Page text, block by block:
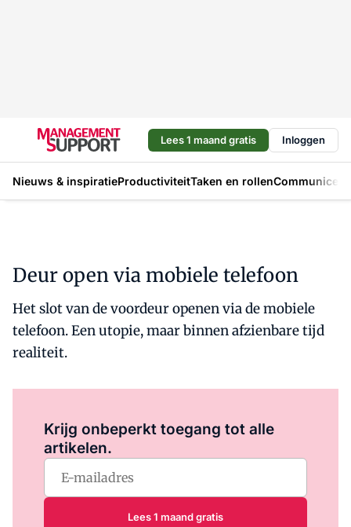
Lees 1 maand gratis Inloggen
Nieuws & inspiratieProductiviteitTaken en rollen
Deur open via mobiele telefoon
Het slot van de voordeur openen via de mobiele
telefoon. Een utopie, maar binnen afzienbare tijd
realiteit.
Krijg onbeperkt toegang tot alle
artikelen.
Lees 1 maand gratis